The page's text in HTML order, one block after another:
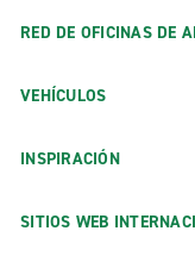
RED DE OFICINAS DE
VEHÍCULOS
INSPIRACIÓN
SITIOS WEB